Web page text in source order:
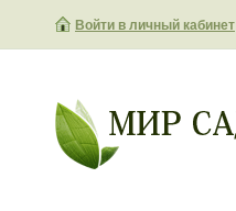
Войти в личный кабинет